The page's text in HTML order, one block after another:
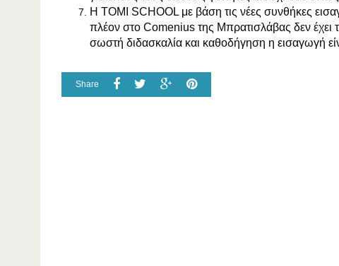
Η TOMI SCHOOL με βάση τις νέες συνθήκες
πλέον στο Comenius της Μπρατισλάβας δεν
σωστή διδασκαλία και καθοδήγηση η εισαγωγή
Share